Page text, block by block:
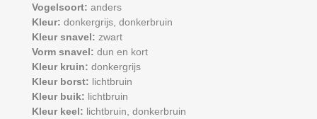
Vogelsoort: anders
Kleur: donkergrijs, donkerbruin
Kleur snavel: zwart
Vorm snavel: dun en kort
Kleur kruin: donkergrijs
Kleur borst: lichtbruin
Kleur buik: lichtbruin
Kleur keel: lichtbruin, donkerbruin